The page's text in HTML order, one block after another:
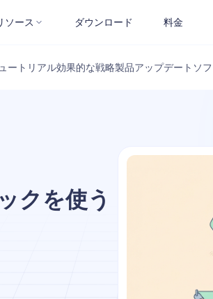
ソース ダウンロード 料金
ートリアル効果的な戦略製品アップデート ソ
クを使う